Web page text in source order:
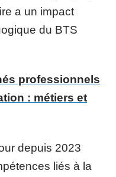
a un impact
du BTS
professionnels
: métiers et
depuis 2023
liés à la